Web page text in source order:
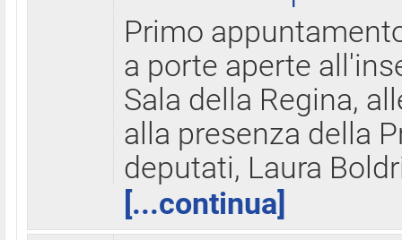
Primo
a porte aperte
Sala della Regina,
alla presenza della
deputati, Laura
[...continua]